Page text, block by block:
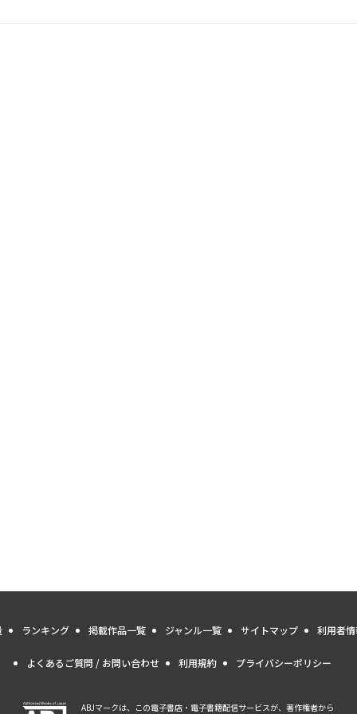
ランキング 掲載作品一覧 ジャンル一覧 サイトマップ 利用者
よくあるご質問 / お問い合わせ 利用規約 プライバシーポリシー
ABJマークは、この電子書店・電子書籍配信サービスが、著作権者から